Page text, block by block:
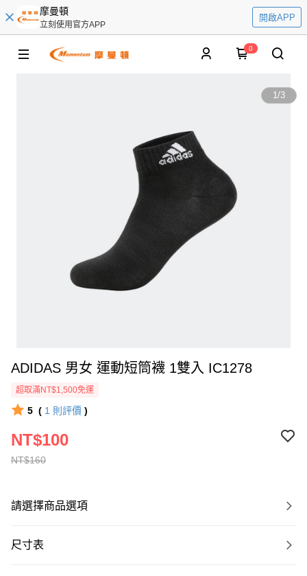
摩曼頓
立刻使用官方APP
開啟APP
0
1/3
ADIDAS 男女 運動短筒襪 1雙入 IC1278
超取滿NT$1,500免運
5 ( 1 則評價 )
NT$160
NT$100
請選擇商品選項
尺寸表